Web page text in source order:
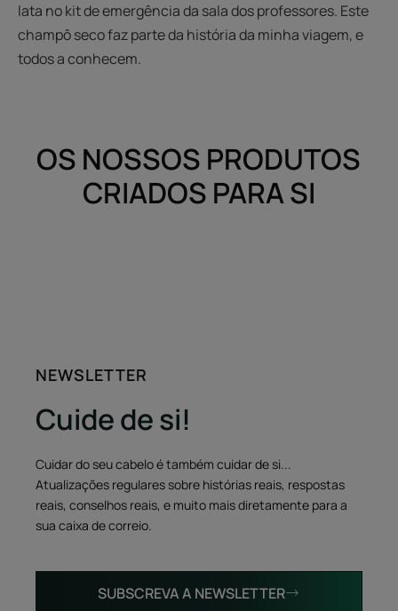
lata no kit de emergência da sala dos professores. Este
champô seco faz parte da história da minha viagem, e
todos a conhecem.
OS NOSSOS PRODUTOS
CRIADOS PARA SI
NEWSLETTER
Cuide de si!
Cuidar do seu cabelo é também cuidar de si...
Atualizações regulares sobre histórias reais, respostas
reais, conselhos reais, e muito mais diretamente para a
sua caixa de correio.
SUBSCREVA A NEWSLETTER